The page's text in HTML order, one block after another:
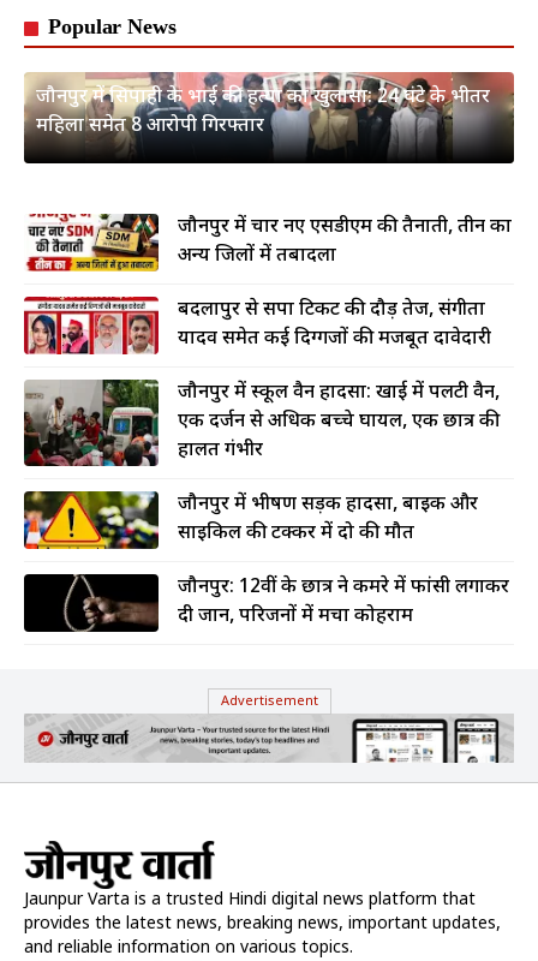
Popular News
जौनपुर में सिपाही के भाई की हत्या का खुलासा: 24 घंटे के भीतर
महिला समेत 8 आरोपी गिरफ्तार
जौनपुर में चार नए एसडीएम की तैनाती, तीन का
अन्य जिलों में तबादला
बदलापुर से सपा टिकट की दौड़ तेज, संगीता
यादव समेत कई दिग्गजों की मजबूत दावेदारी
जौनपुर में स्कूल वैन हादसा: खाई में पलटी वैन,
एक दर्जन से अधिक बच्चे घायल, एक छात्र की
हालत गंभीर
जौनपुर में भीषण सड़क हादसा, बाइक और
साइकिल की टक्कर में दो की मौत
जौनपुर: 12वीं के छात्र ने कमरे में फांसी लगाकर
दी जान, परिजनों में मचा कोहराम
Advertisement
Jaunpur Varta is a trusted Hindi digital news platform that
provides the latest news, breaking news, important updates,
and reliable information on various topics.